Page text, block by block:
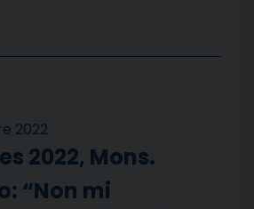
2022
2022, Mons.
“Non mi